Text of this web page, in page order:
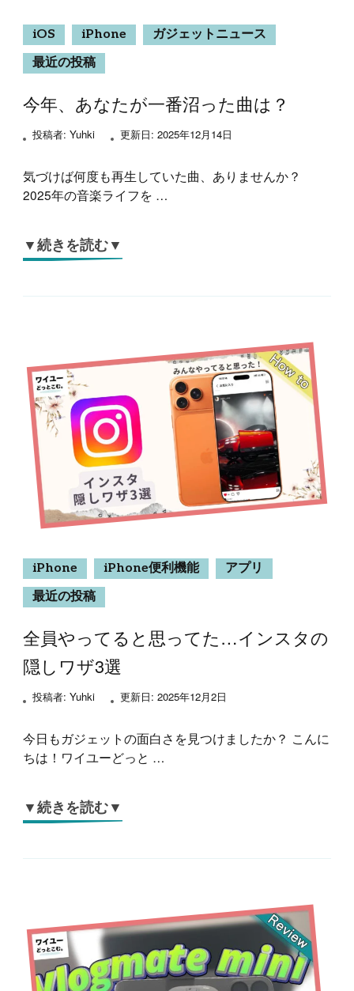
iOS iPhone
ガジェットニュース
最近の投稿
今年、あなたが一番沼った曲は？
投稿者: Yuhki 更新日: 2025年12月14日
気づけば何度も再生していた曲、ありませんか？
2025年の音楽ライフを …
▼続きを読む▼
iPhone iPhone便利機能
アプリ
最近の投稿
全員やってると思ってた…インスタの
隠しワザ3選
投稿者: Yuhki 更新日: 2025年12月2日
今日もガジェットの面白さを見つけましたか？ こんに
ちは！ワイユーどっと …
▼続きを読む▼